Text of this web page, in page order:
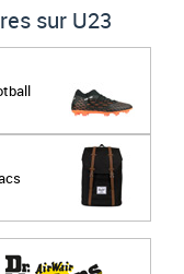
sur U23